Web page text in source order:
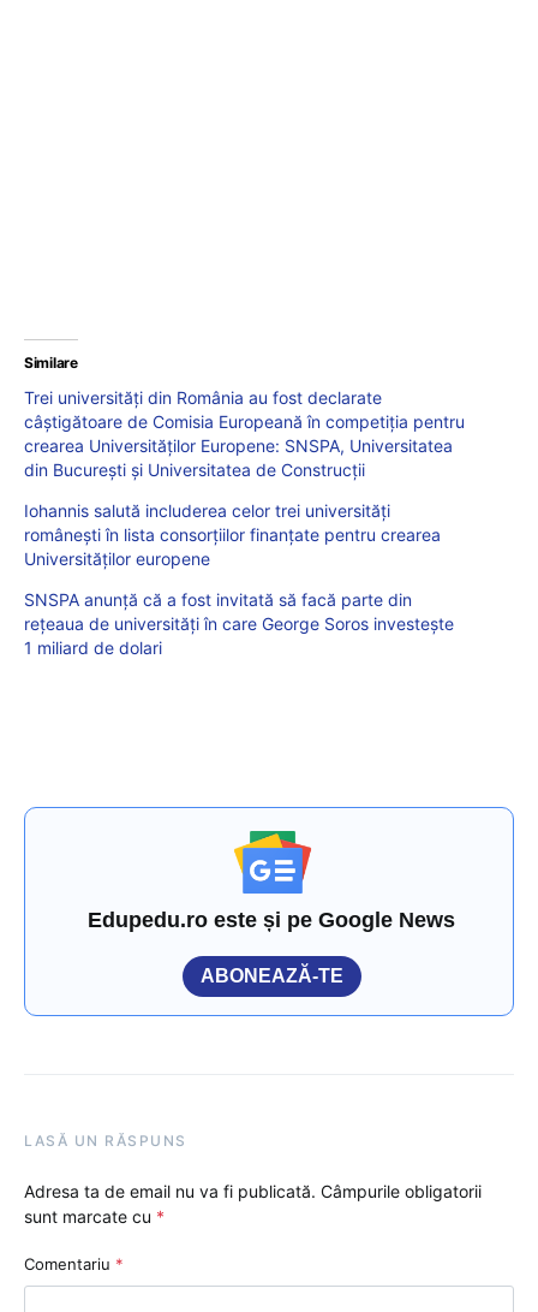
Similare
Trei universități din România au fost declarate
câștigătoare de Comisia Europeană în competiția pentru
crearea Universităților Europene: SNSPA, Universitatea
din București și Universitatea de Construcții
Iohannis salută includerea celor trei universități
românești în lista consorțiilor finanțate pentru crearea
Universităților europene
SNSPA anunță că a fost invitată să facă parte din
rețeaua de universități în care George Soros investește
1 miliard de dolari
Edupedu.ro este și pe Google News
ABONEAZĂ-TE
LASĂ UN RĂSPUNS
Adresa ta de email nu va fi publicată. Câmpurile obligatorii
sunt marcate cu *
Comentariu *